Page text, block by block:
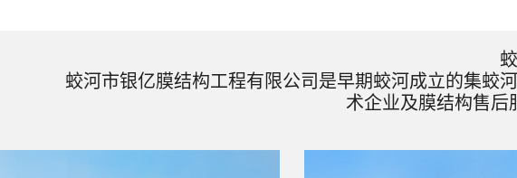
蛟河市银亿膜结构工程有限公司是早期蛟河成立的集蛟
术企业及膜结构售后